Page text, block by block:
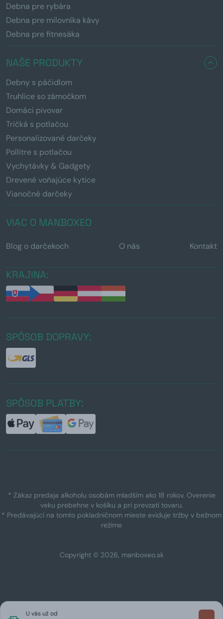
U vás už od
Debna pre rybára
Debna pre milovníka kávy
Debna pre fitnesáka
NAŠE PRODUKTY
Debny s páčidlom
Truhlice so zámočkom
Domáci pivovar
Tričká s potlačou
Personalizované darčeky
Pollitre s potlačou
Vychytávky & Gadgety
Drevené voňajúce kytice
Vianočné darčeky
VIAC O MANBOXEO
Blog o darčekoch O nás Kontakt
KRAJINA:
SPÔSOB DOPRAVY:
SPÔSOB PLATBY:
* Zákaz predaja alkoholu osobám mladším ako 18 rokov. Overenie
veku prebehne v košíku a pri prevzatí tovaru.
* Predávajúci na tomto pokladničnom mieste eviduje tržby v bežnom
režime
Copyright © 2026, manboxeo.sk